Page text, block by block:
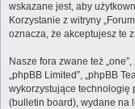
wskazane jest, aby
Korzystanie z witryny
oznacza, że akceptujesz te
Nasze fora zwane też „one”,
„phpBB Limited”, „phpBB
wykorzystujące technologię
(bulletin board), wydane na